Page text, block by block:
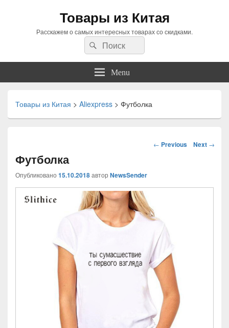
Товары из Китая
Расскажем о самых интересных товарах со скидками.
Search
for:
Search
Menu
Товары из Китая > Aliexpress > Футболка
Навигация
← Previous Next →
Футболка
Опубликовано 15.10.2018автор NewsSender